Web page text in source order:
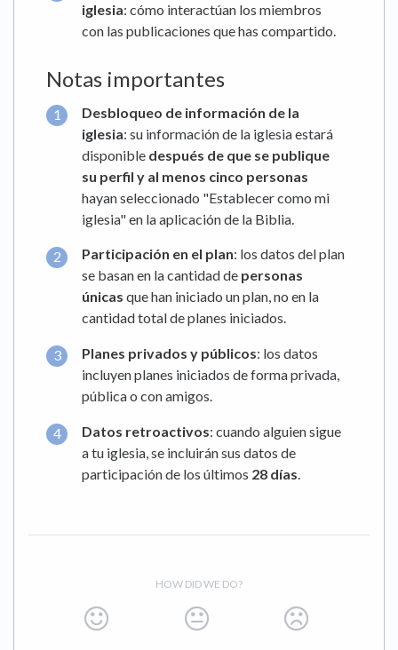
iglesia: cómo interactúan los miembros
con las publicaciones que has compartido.
Notas importantes
Desbloqueo de información de la
iglesia: su información de la iglesia estará
disponible después de que se publique
su perfil y al menos cinco personas
hayan seleccionado "Establecer como mi
iglesia" en la aplicación de la Biblia.
Participación en el plan: los datos del plan
se basan en la cantidad de personas
únicas que han iniciado un plan, no en la
cantidad total de planes iniciados.
Planes privados y públicos: los datos
incluyen planes iniciados de forma privada,
pública o con amigos.
Datos retroactivos: cuando alguien sigue
a tu iglesia, se incluirán sus datos de
participación de los últimos 28 días
HOW DID WE DO?